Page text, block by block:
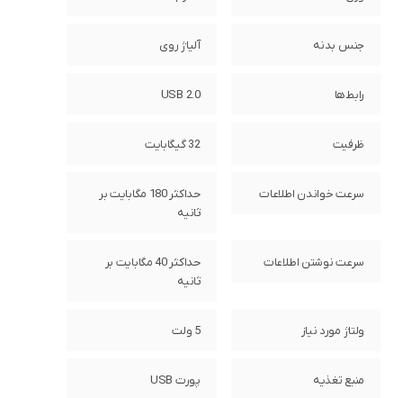
جنس بدنه آلیاژ روی
رابط‌ها USB 2.0
ظرفیت 32 گیگابایت
سرعت خواندن اطلاعات
حداکثر 180 مگابایت بر
ثانیه
سرعت نوشتن اطلاعات
حداکثر 40 مگابایت بر
ثانیه
ولتاژ مورد نیاز 5 ولت
منبع تغذیه پورت USB